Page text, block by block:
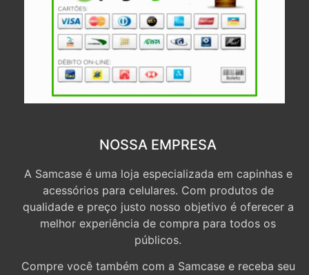
NOSSA EMPRESA
A Samcase é uma loja especializada em capinhas e
acessórios para celulares. Com produtos de
qualidade e preço justo nosso objetivo é oferecer a
melhor experiência de compra para todos os
públicos.
Compre você também com a Samcase e receba seu